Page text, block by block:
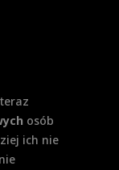
osób
ich nie